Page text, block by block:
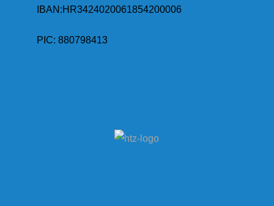
IBAN:HR3424020061854200006
PIC: 880798413